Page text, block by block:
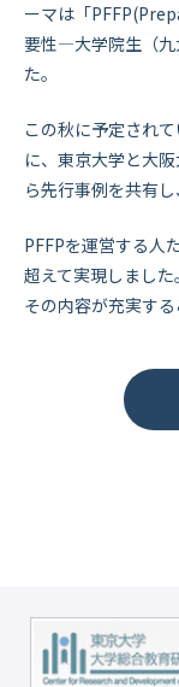
ーマは「
要性―大学院生（
た。
この秋に予定され
に、東京大学と大
ら先行事例を共有
PFFPを運営する人
超えて実現しまし
その内容が充実する